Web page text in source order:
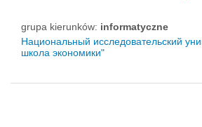
grupa kierunków: informatyczne
Национальный исследовательский
школа экономики"